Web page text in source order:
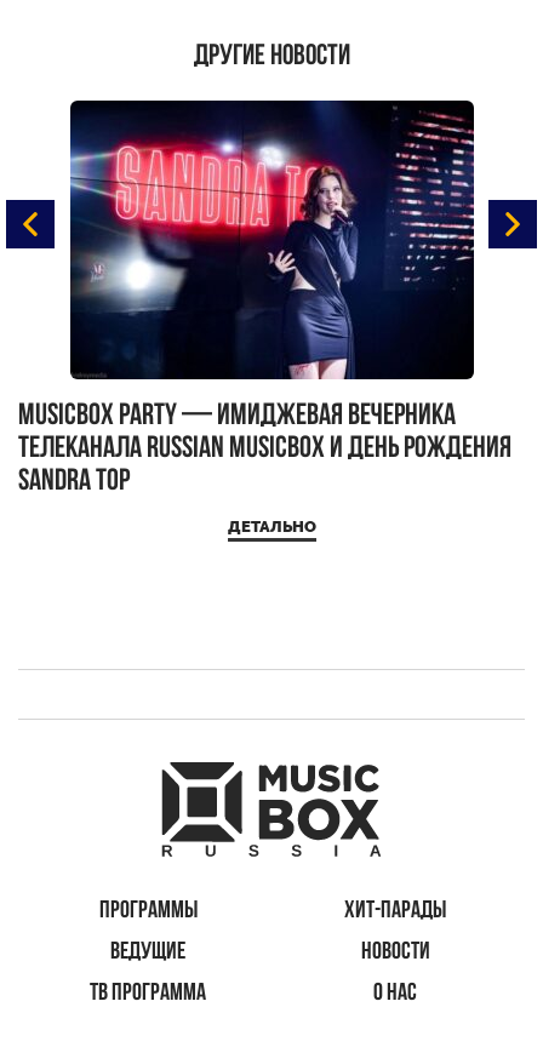
Другие новости
MUSICBOX PARTY — имиджевая вечерника
телеканала RUSSIAN MUSICBOX и день рождения
Sandra Top
ДЕТАЛЬНО
ПРОГРАММЫ
ХИТ-ПАРАДЫ
ВЕДУЩИЕ
НОВОСТИ
ТВ ПРОГРАММА
О НАС